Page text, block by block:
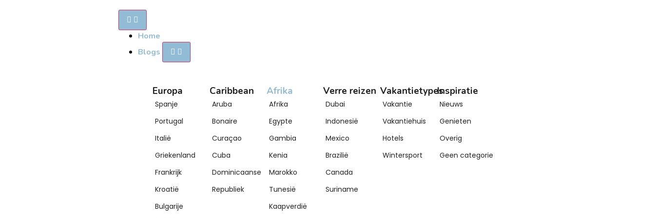
Home
Blogs
Europa
Spanje
Portugal
Italië
Griekenland
Frankrijk
Kroatië
Bulgarije
Caribbean
Aruba
Bonaire
Curaçao
Cuba
Dominicaanse
Republiek
Afrika
Afrika
Egypte
Gambia
Kenia
Marokko
Tunesië
Kaapverdië
Verre reizen
Dubai
Indonesië
Mexico
Brazilië
Canada
Suriname
Vakantietypes
Vakantie
Vakantiehuis
Hotels
Wintersport
Inspiratie
Nieuws
Genieten
Overig
Geen categorie